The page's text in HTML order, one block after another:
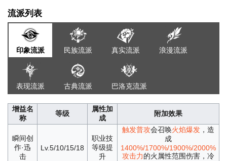
流派列表
印象流派 民族流派 真实流派 浪漫流派
表现流派 古典流派 巴洛克流派
增益名
称
等级
属性加
成
附加效果
瞬间创
作·迅
击
Lv.5/10/15/18
职业技
等级提
升
触发普攻会召唤火焰爆发 ，造
成
1400%/1700%/1900%/2000%
攻击力的火属性范围伤害，冷